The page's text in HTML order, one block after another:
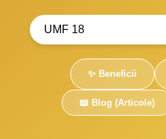
✨ Beneficii
📖 Blog (Articole)